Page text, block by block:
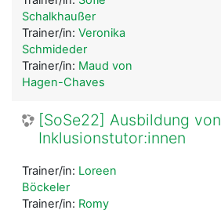
Schalkhaußer
Trainer/in: Veronika
Schmideder
Trainer/in: Maud von
Hagen-Chaves
[SoSe22] Ausbildung von
Inklusionstutor:innen
Trainer/in: Loreen
Böckeler
Trainer/in: Romy